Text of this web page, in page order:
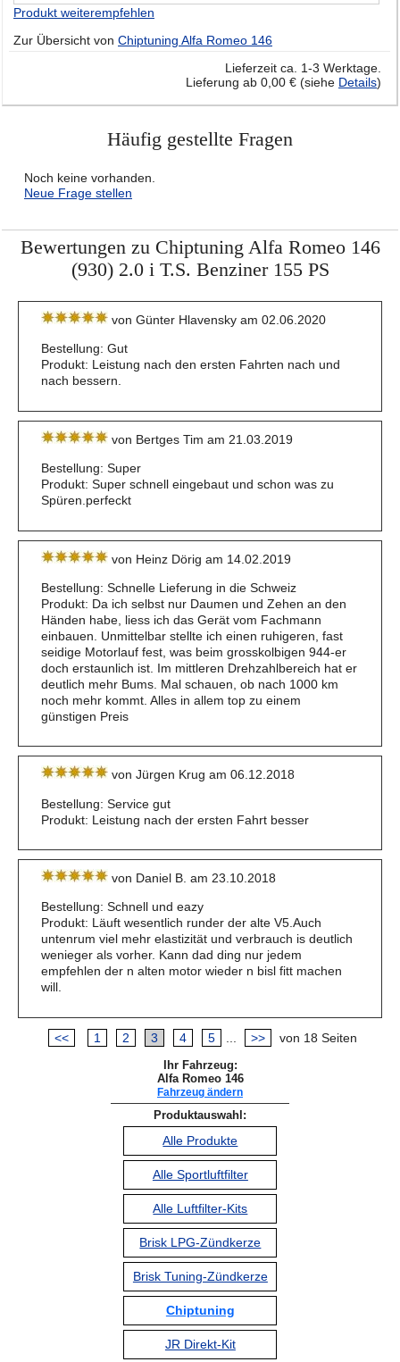
Produkt weiterempfehlen
Zur Übersicht von Chiptuning Alfa Romeo 146
Lieferzeit ca. 1-3 Werktage.
Lieferung ab 0,00 € (siehe Details)
Häufig gestellte Fragen
Noch keine vorhanden.
Neue Frage stellen
Bewertungen zu Chiptuning Alfa Romeo 146
(930) 2.0 i T.S. Benziner 155 PS
von Günter Hlavensky am 02.06.2020
Bestellung: Gut
Produkt: Leistung nach den ersten Fahrten nach und
nach bessern.
von Bertges Tim am 21.03.2019
Bestellung: Super
Produkt: Super schnell eingebaut und schon was zu
Spüren.perfeckt
von Heinz Dörig am 14.02.2019
Bestellung: Schnelle Lieferung in die Schweiz
Produkt: Da ich selbst nur Daumen und Zehen an den
Händen habe, liess ich das Gerät vom Fachmann
einbauen. Unmittelbar stellte ich einen ruhigeren, fast
seidige Motorlauf fest, was beim grosskolbigen 944-er
doch erstaunlich ist. Im mittleren Drehzahlbereich hat er
deutlich mehr Bums. Mal schauen, ob nach 1000 km
noch mehr kommt. Alles in allem top zu einem
günstigen Preis
von Jürgen Krug am 06.12.2018
Bestellung: Service gut
Produkt: Leistung nach der ersten Fahrt besser
von Daniel B. am 23.10.2018
Bestellung: Schnell und eazy
Produkt: Läuft wesentlich runder der alte V5.Auch
untenrum viel mehr elastizität und verbrauch is deutlich
wenieger als vorher. Kann dad ding nur jedem
empfehlen der n alten motor wieder n bisl fitt machen
will.
<< 1 2 3 4 5 >> von 18 Seiten
Ihr Fahrzeug:
Alfa Romeo 146
Fahrzeug ändern
Produktauswahl:
Alle Produkte
Alle Sportluftfilter
Alle Luftfilter-Kits
Brisk LPG-Zündkerze
Brisk Tuning-Zündkerze
Chiptuning
JR Direkt-Kit